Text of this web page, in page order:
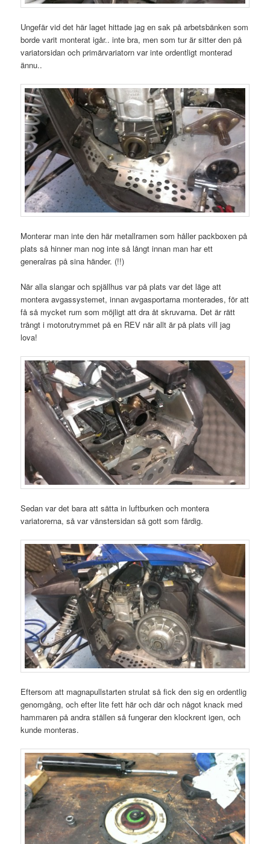
Ungefär vid det här laget hittade jag en sak på arbetsbänken som
borde varit monterat igår.. inte bra, men som tur är sitter den på
variatorsidan och primärvariatorn var inte ordentligt monterad
ännu..
Monterar man inte den här metallramen som håller packboxen på
plats så hinner man nog inte så långt innan man har ett
generalras på sina händer. (!!)
När alla slangar och spjällhus var på plats var det läge att
montera avgassystemet, innan avgasportarna monterades, för att
få så mycket rum som möjligt att dra åt skruvarna. Det är rätt
trångt i motorutrymmet på en REV när allt är på plats vill jag
lova!
Sedan var det bara att sätta in luftburken och montera
variatorerna, så var vänstersidan så gott som färdig.
Eftersom att magnapullstarten strulat så fick den sig en ordentlig
genomgång, och efter lite fett här och där och något knack med
hammaren på andra ställen så fungerar den klockrent igen, och
kunde monteras.